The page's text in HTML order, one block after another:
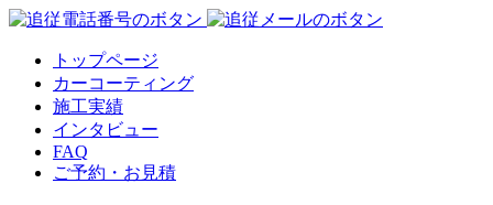
トップページ
カーコーティング
施工実績
インタビュー
FAQ
ご予約・お見積